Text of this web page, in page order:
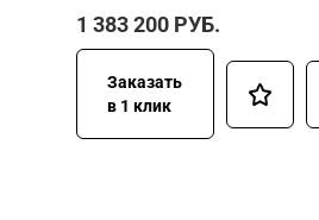
1 383 200 РУБ.
Заказать
в 1 клик